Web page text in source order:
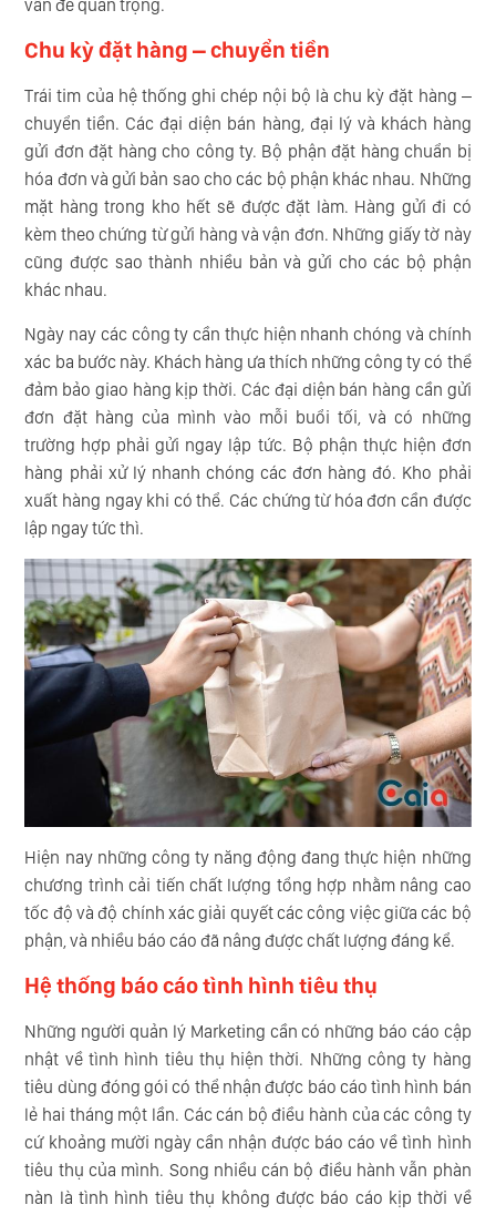
vấn đề quan trọng.
Chu kỳ đặt hàng – chuyển tiền
Trái tim của hệ thống ghi chép nội bộ là chu kỳ đặt hàng –
chuyển tiền. Các đại diện bán hàng, đại lý và khách hàng
gửi đơn đặt hàng cho công ty. Bộ phận đặt hàng chuẩn bị
hóa đơn và gửi bản sao cho các bộ phận khác nhau. Những
mặt hàng trong kho hết sẽ được đặt làm. Hàng gửi đi có
kèm theo chứng từ gửi hàng và vận đơn. Những giấy tờ này
cũng được sao thành nhiều bản và gửi cho các bộ phận
khác nhau.
Ngày nay các công ty cần thực hiện nhanh chóng và chính
xác ba bước này. Khách hàng ưa thích những công ty có thể
đảm bảo giao hàng kịp thời. Các đại diện bán hàng cần gửi
đơn đặt hàng của mình vào mỗi buổi tối, và có những
trường hợp phải gửi ngay lập tức. Bộ phận thực hiện đơn
hàng phải xử lý nhanh chóng các đơn hàng đó. Kho phải
xuất hàng ngay khi có thể. Các chứng từ hóa đơn cần được
lập ngay tức thì.
Hiện nay những công ty năng động đang thực hiện những
chương trình cải tiến chất lượng tổng hợp nhằm nâng cao
tốc độ và độ chính xác giải quyết các công việc giữa các bộ
phận, và nhiều báo cáo đã nâng được chất lượng đáng kể.
Hệ thống báo cáo tình hình tiêu thụ
Những người quản lý Marketing cần có những báo cáo cập
nhật về tình hình tiêu thụ hiện thời. Những công ty hàng
tiêu dùng đóng gói có thể nhận được báo cáo tình hình bán
lẻ hai tháng một lần. Các cán bộ điều hành của các công ty
cứ khoảng mười ngày cần nhận được báo cáo về tình hình
tiêu thụ của mình. Song nhiều cán bộ điều hành vẫn phàn
nàn là tình hình tiêu thụ không được báo cáo kịp thời về